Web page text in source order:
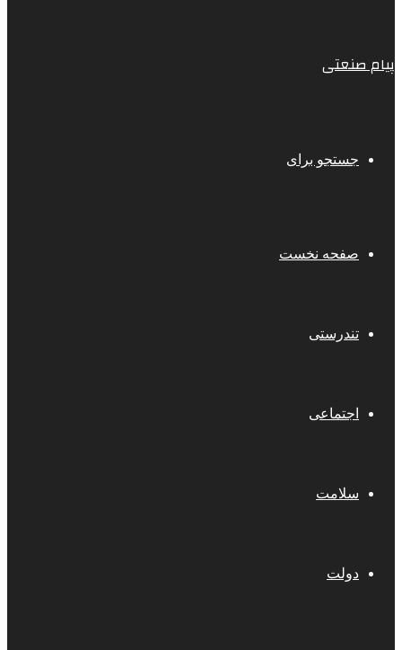
پیام صنعتی
جستجو برای
صفحه نخست
تندرستی
اجتماعی
سلامت
دولت